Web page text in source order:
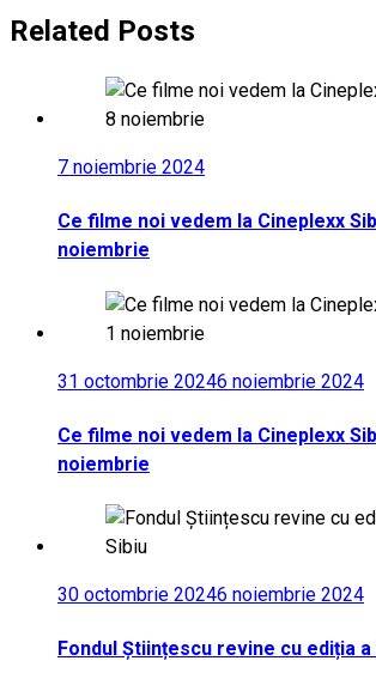
Related Posts
7 noiembrie 2024
Ce filme noi vedem la Cineplexx
noiembrie
31 octombrie 20246 noiembrie 2024
Ce filme noi vedem la Cineplexx
noiembrie
30 octombrie 20246 noiembrie 2024
Fondul Științescu revine cu ediția a